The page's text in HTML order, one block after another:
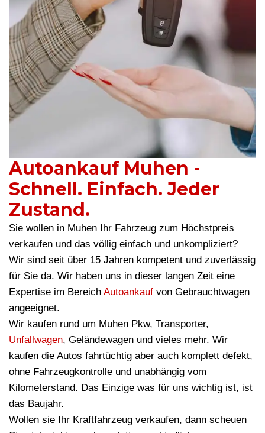
Autoankauf Muhen -
Schnell. Einfach. Jeder
Zustand.
Sie wollen in Muhen Ihr Fahrzeug zum Höchstpreis
verkaufen und das völlig einfach und unkompliziert?
Wir sind seit über 15 Jahren kompetent und zuverlässig
für Sie da. Wir haben uns in dieser langen Zeit eine
Expertise im Bereich Autoankauf von Gebrauchtwagen
angeeignet.
Wir kaufen rund um Muhen Pkw, Transporter,
Unfallwagen, Geländewagen und vieles mehr. Wir
kaufen die Autos fahrtüchtig aber auch komplett defekt,
ohne Fahrzeugkontrolle und unabhängig vom
Kilometerstand. Das Einzige was für uns wichtig ist, ist
das Baujahr.
Wollen sie Ihr Kraftfahrzeug verkaufen, dann scheuen